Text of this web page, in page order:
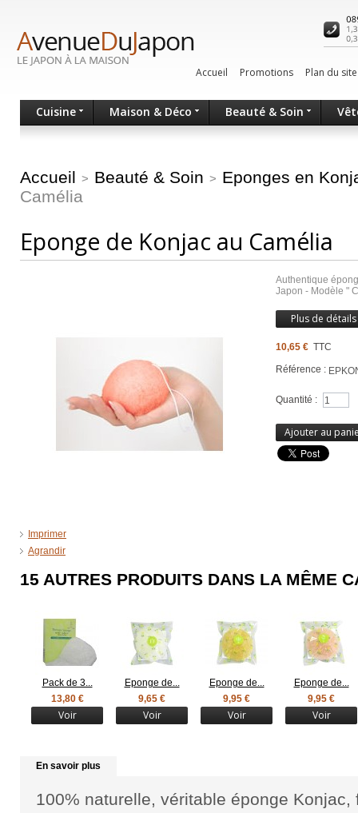
Accueil Promotions Plan du site
Cuisine Maison & Déco Beauté & Soin
Accueil > Beauté & Soin > Eponges en
Camélia
Eponge de Konjac au Camélia
Imprimer
Agrandir
Authentique
Japon - Modèle "
Plus de détails
10,65 € TTC
Référence :
Quantité :
Ajouter au
15 AUTRES PRODUITS DANS LA MÊME
Pack de 3...
13,80 €
Voir
Eponge de...
9,65 €
Voir
Eponge de...
9,95 €
Voir
Eponge de...
9,95 €
Voir
En savoir plus
100% naturelle, véritable éponge Konjac,